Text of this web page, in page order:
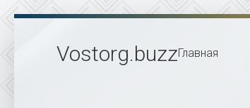
Vostorg.buzzГлавная